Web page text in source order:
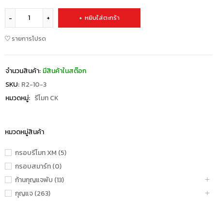
หมวดหมู่สินค้า
กรอบรีโมท XM (5)
กรอบสมาร์ท (0)
ก้านกุญแจพับ (13)
กุญแจ (263)
หยิบใส่ตะกร้า
รายการโปรด
จำนวนสินค้า: มีสินค้าในสต๊อก
SKU: R2-10-3
หมวดหมู่: รีโมท CK